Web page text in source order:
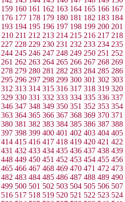
159 160 161 162 163 164 165 166 167
176 177 178 179 180 181 182 183 184
193 194 195 196 197 198 199 200 201
210 211 212 213 214 215 216 217 218
227 228 229 230 231 232 233 234 235
244 245 246 247 248 249 250 251 252
261 262 263 264 265 266 267 268 269
278 279 280 281 282 283 284 285 286
295 296 297 298 299 300 301 302 303
312 313 314 315 316 317 318 319 320
329 330 331 332 333 334 335 336 337
346 347 348 349 350 351 352 353 354
363 364 365 366 367 368 369 370 371
380 381 382 383 384 385 386 387 388
397 398 399 400 401 402 403 404 405
414 415 416 417 418 419 420 421 422
431 432 433 434 435 436 437 438 439
448 449 450 451 452 453 454 455 456
465 466 467 468 469 470 471 472 473
482 483 484 485 486 487 488 489 490
499 500 501 502 503 504 505 506 507
516 517 518 519 520 521 522 523 524